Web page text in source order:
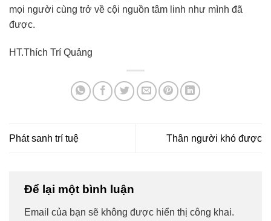
mọi người cùng trở về cội nguồn tâm linh như mình đã
được.
HT.Thích Trí Quảng
Phát sanh trí tuệ Thân người khó được
Để lại một bình luận
Email của bạn sẽ không được hiển thị công khai.